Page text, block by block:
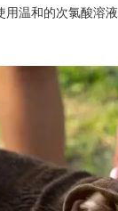
温和的次氯酸溶